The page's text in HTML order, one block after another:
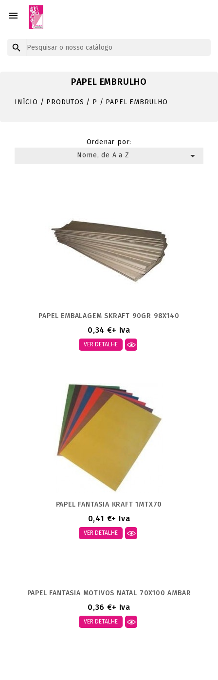


PAPEL EMBRULHO
INÍCIO PRODUTOS P PAPEL EMBRULHO
Ordenar por:
Nome, de A a Z

PAPEL EMBALAGEM SKRAFT 90GR 98X140
0,34 €+ Iva
VER DETALHE
PAPEL FANTASIA KRAFT 1MTX70
0,41 €+ Iva
VER DETALHE
PAPEL FANTASIA MOTIVOS NATAL 70X100 AMBAR
0,36 €+ Iva
VER DETALHE